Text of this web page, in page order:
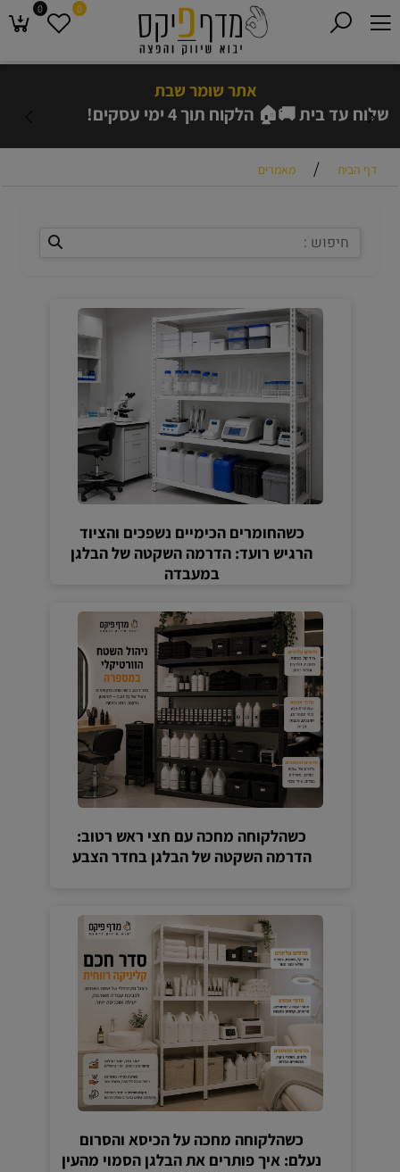
אתר שומר שבת
💳🔒 אפשר להזמין גם באמצעות PayPal
0 0
דף הבית / מאמרים
כשהחומרים הכימיים נשפכים והציוד
הרגיש רועד: הדרמה השקטה של הבלגן
במעבדה
כשהלקוחה מחכה עם חצי ראש רטוב:
הדרמה השקטה של הבלגן בחדר הצבע
כשהלקוחה מחכה על הכיסא והסרום
נעלם: איך פותרים את הבלגן הסמוי מהעין